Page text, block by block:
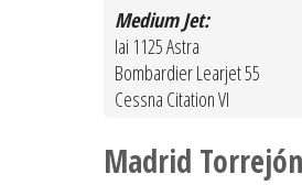
Medium Jet:
Iai 1125 Astra
Bombardier Learjet 55
Cessna Citation VI
Madrid Torrejón